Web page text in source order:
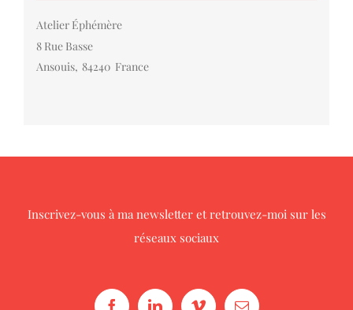
Atelier Éphémère
8 Rue Basse
Ansouis, 84240 France
Inscrivez-vous à ma newsletteret retrouvez-moi sur les
réseaux sociaux